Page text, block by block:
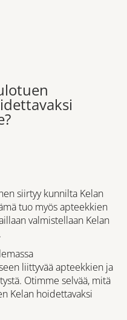
siirtyy kunnilta Kelan
tuo myös apteekkien
valmistellaan Kelan
liittyvää apteekkien ja
Otimme selvää, mitä
Kelan hoidettavaksi